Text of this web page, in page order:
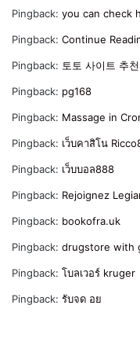
Pingback: you can check
Pingback: Continue
Pingback: 토토 사이트 추천
Pingback: pg168
Pingback: Massage in
Pingback: เว็บคาสิโน
Pingback: เว็บบอล888
Pingback: Rejoignez
Pingback: bookofra.uk
Pingback: drugstore with
Pingback: โบลเวอร์ kruger
Pingback: รับจด อย